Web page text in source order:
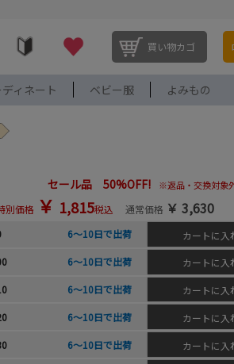
買い物カゴ
ィネート ベビー服 よみもの
セール品 50%OFF! ※返品・交換対象
別価格 ￥ 1,815税込 通常価格 ￥ 3,630
6～10日で出荷
カートに入
6～10日で出荷
カートに入
6～10日で出荷
カートに入
6～10日で出荷
カートに入
6～10日で出荷
カートに入